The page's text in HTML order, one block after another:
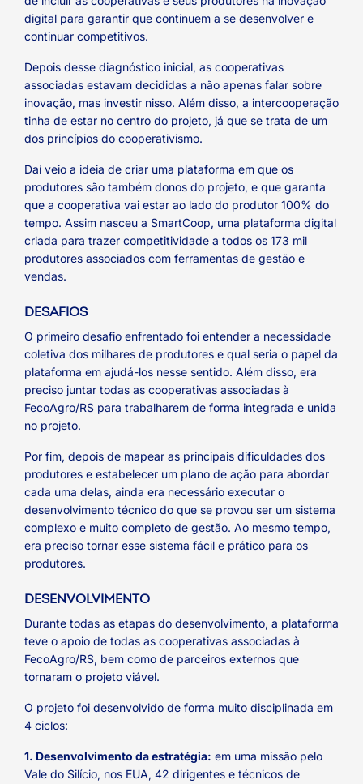
digital para garantir que continuem a se desenvolver e
continuar competitivos.
Depois desse diagnóstico inicial, as cooperativas
associadas estavam decididas a não apenas falar sobre
inovação, mas investir nisso. Além disso, a intercooperação
tinha de estar no centro do projeto, já que se trata de um
dos princípios do cooperativismo.
Daí veio a ideia de criar uma plataforma em que os
produtores são também donos do projeto, e que garanta
que a cooperativa vai estar ao lado do produtor 100% do
tempo. Assim nasceu a SmartCoop, uma plataforma digital
criada para trazer competitividade a todos os 173 mil
produtores associados com ferramentas de gestão e
vendas.
DESAFIOS
O primeiro desafio enfrentado foi entender a necessidade
coletiva dos milhares de produtores e qual seria o papel da
plataforma em ajudá-los nesse sentido. Além disso, era
preciso juntar todas as cooperativas associadas à
FecoAgro/RS para trabalharem de forma integrada e unida
no projeto.
Por fim, depois de mapear as principais dificuldades dos
produtores e estabelecer um plano de ação para abordar
cada uma delas, ainda era necessário executar o
desenvolvimento técnico do que se provou ser um sistema
complexo e muito completo de gestão. Ao mesmo tempo,
era preciso tornar esse sistema fácil e prático para os
produtores.
DESENVOLVIMENTO
Durante todas as etapas do desenvolvimento, a plataforma
teve o apoio de todas as cooperativas associadas à
FecoAgro/RS, bem como de parceiros externos que
tornaram o projeto viável.
O projeto foi desenvolvido de forma muito disciplinada em
4 ciclos:
1. Desenvolvimento da estratégia: em uma missão pelo
Vale do Silício, nos EUA, 42 dirigentes e técnicos de